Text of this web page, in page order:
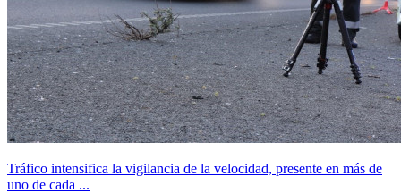
Tráfico intensifica la vigilancia de la velocidad, presente en más de
uno de cada ...